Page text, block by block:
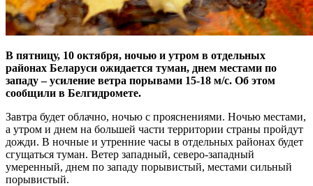
В пятницу, 10 октября, ночью и утром в отдельных
районах Беларуси ожидается туман, днем местами по
западу – усиление ветра порывами 15-18 м/с. Об этом
сообщили в Белгидромете.
Завтра будет облачно, ночью с прояснениями. Ночью местами,
а утром и днем на большей части территории страны пройдут
дожди. В ночные и утренние часы в отдельных районах будет
сгущаться туман. Ветер западный, северо-западный
умеренный, днем по западу порывистый, местами сильный
порывистый.